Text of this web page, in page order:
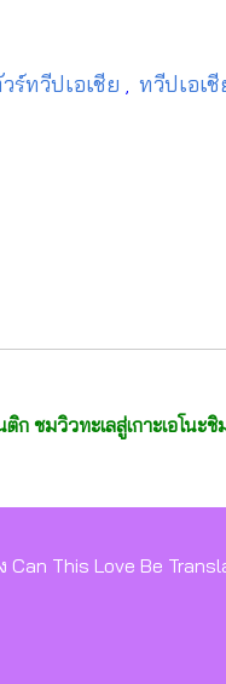
ร์ทวีปเอเชีย ทวีปเอเชี
ก ชมวิวทะเลสู่เกาะเอโนะชิ
This Love Be